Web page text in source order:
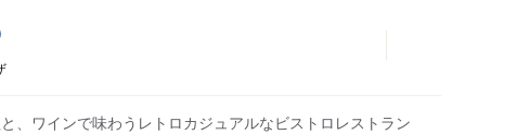
、ワインで味わうレトロカジュアルなビストロレストラン